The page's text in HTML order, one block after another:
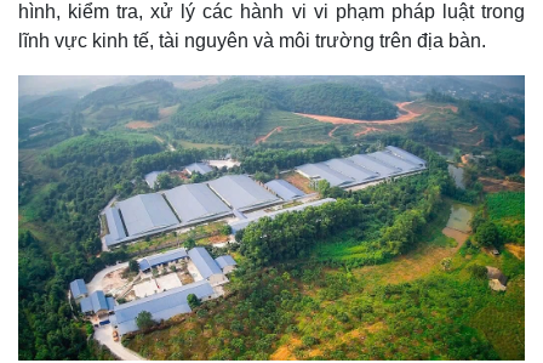
hình, kiểm tra, xử lý các hành vi vi phạm pháp luật trong
lĩnh vực kinh tế, tài nguyên và môi trường trên địa bàn.